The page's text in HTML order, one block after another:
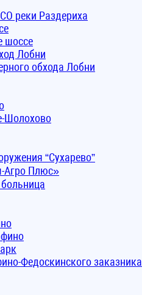
реки Раздериха
шоссе
Лобни
обхода Лобни
Шолохово
“Сухарево”
Агро Плюс»
Федоскинского заказника